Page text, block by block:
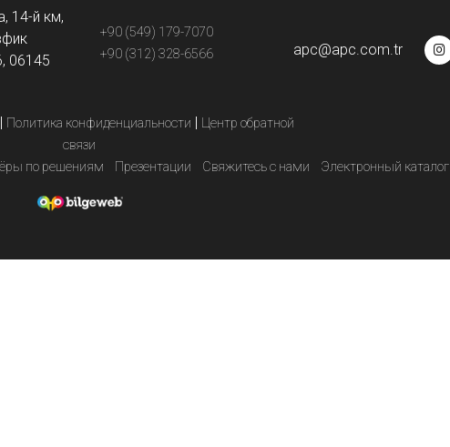
14-й км,
06145
+90 (549) 179-7070
+90 (312) 328-6566
apc@apc.com.tr
| Политика конфиденциальности | Центр обратной
связи
по решениям Презентации Свяжитесь с нами Электронный каталог